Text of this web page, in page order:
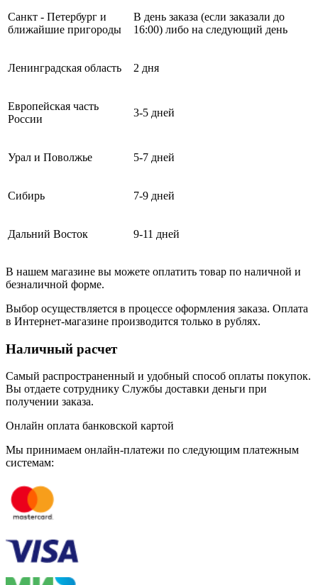
Санкт - Петербург и
ближайшие пригороды
В день заказа (если заказали до
16:00) либо на следующий день
Ленинградская область 2 дня
Европейская часть
России
3-5 дней
Урал и Поволжье 5-7 дней
Сибирь 7-9 дней
Дальний Восток 9-11 дней
В нашем магазине вы можете оплатить товар по наличной и
безналичной форме.
Выбор осуществляется в процессе оформления заказа. Оплата
в Интернет-магазине производится только в рублях.
Наличный расчет
Самый распространенный и удобный способ оплаты покупок.
Вы отдаете сотруднику Службы доставки деньги при
получении заказа.
Онлайн оплата банковской картой
Мы принимаем онлайн-платежи по cледующим платежным
системам: